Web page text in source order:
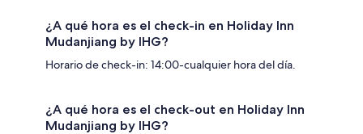
¿A qué hora es el check-in en Holiday Inn
Mudanjiang by IHG?
Horario de check-in: 14:00-cualquier hora del día.
¿A qué hora es el check-out en Holiday Inn
Mudanjiang by IHG?